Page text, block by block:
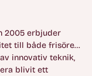
2005 erbjuder
till både frisörer
innovativ teknik,
blivit ett